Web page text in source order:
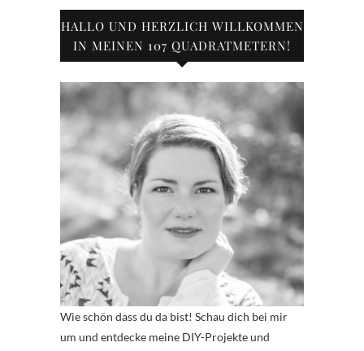
HALLO UND HERZLICH WILLKOMMEN
IN MEINEN 107 QUADRATMETERN!
Wie schön dass du da bist! Schau dich bei mir
um und entdecke meine DIY-Projekte und